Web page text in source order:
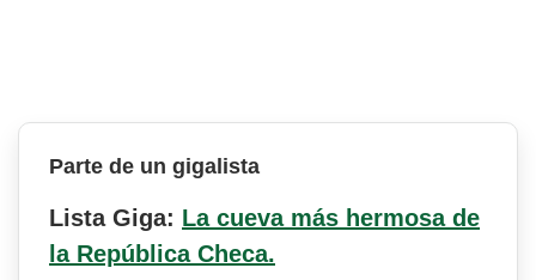
Parte de un gigalista
Lista Giga: La cueva más hermosa de
la República Checa.